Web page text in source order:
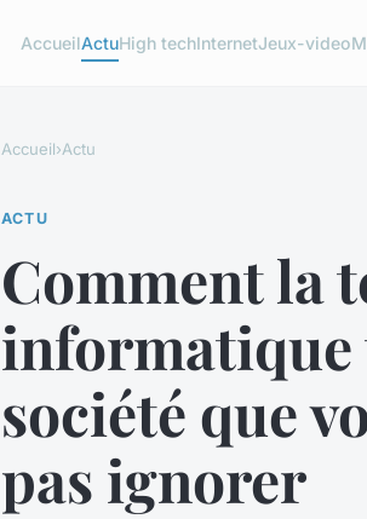
AccueilActuHigh techInternetJeux-video
Accueil›Actu
ACTU
Comment la
informatique
société que
pas ignorer